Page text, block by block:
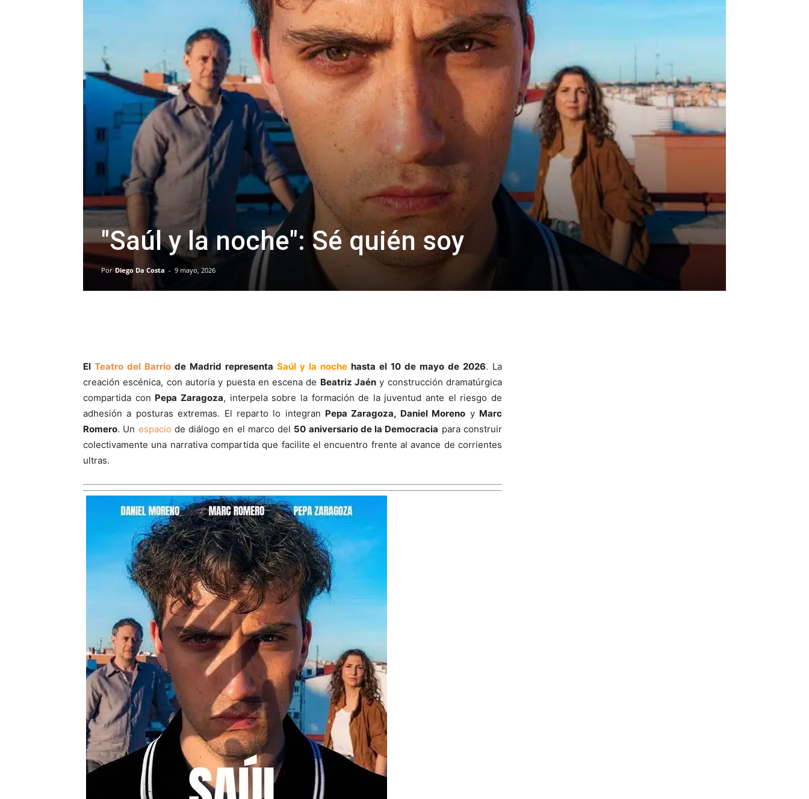
"Saúl y la noche": Sé quién soy
Por Diego Da Costa - 9 mayo, 2026
El Teatro del Barrio de Madrid representa Saúl y la noche hasta el 10 de mayo de 2026. La
creación escénica, con autoría y puesta en escena de Beatriz Jaén y construcción dramatúrgica
compartida con Pepa Zaragoza, interpela sobre la formación de la juventud ante el riesgo de
adhesión a posturas extremas. El reparto lo integran Pepa Zaragoza, Daniel Moreno y Marc
Romero. Un espacio de diálogo en el marco del 50 aniversario de la Democracia para construir
colectivamente una narrativa compartida que facilite el encuentro frente al avance de corrientes
ultras.